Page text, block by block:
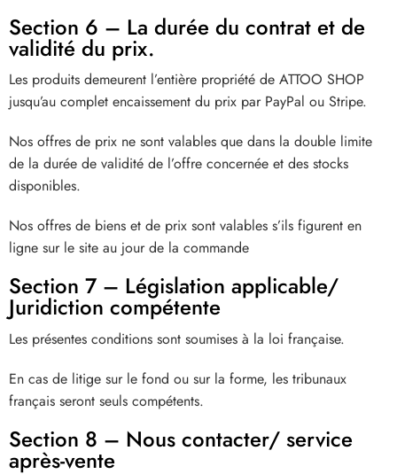
Section 6 – La durée du contrat et de
validité du prix.
Les produits demeurent l’entière propriété de ATTOO SHOP
jusqu’au complet encaissement du prix par PayPal ou Stripe.
Nos offres de prix ne sont valables que dans la double limite
de la durée de validité de l’offre concernée et des stocks
disponibles.
Nos offres de biens et de prix sont valables s’ils figurent en
ligne sur le site au jour de la commande
Section 7 – Législation applicable/
Juridiction compétente
Les présentes conditions sont soumises à la loi française.
En cas de litige sur le fond ou sur la forme, les tribunaux
français seront seuls compétents.
Section 8 – Nous contacter/ service
après-vente